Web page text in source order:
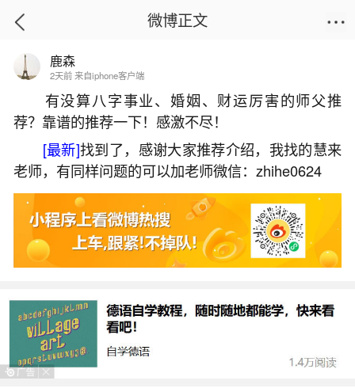
首页
腊月买房宜
2026-07-09 11:22:37 22 10 赞
生活中像腊月买房宜都是很常见的问题，但是
小问题不注意可能会引起大麻烦，下面就这个问题
给大家做一些解读：
一、2024年农历腊月三十宜买房吗2024年2月9
日是买房吉日吗
2024年农历腊月三十不宜买房。以下是具体分
微博正文
鹿森
2天前 来自iphone客户端
有没算八字事业、婚姻、财运厉害的师父推
荐？靠谱的推荐一下！感激不尽！
[最新]找到了，感谢大家推荐介绍，我找的慧来
老师，有同样问题的可以加老师微信：zhihe0624